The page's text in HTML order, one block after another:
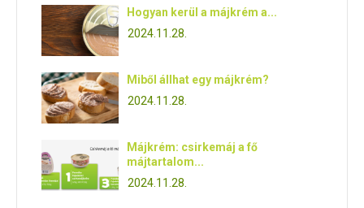
Hogyan kerül a májkrém a...
2024.11.28.
Miből állhat egy májkrém?
2024.11.28.
Májkrém: csirkemáj a fő
májtartalom...
2024.11.28.